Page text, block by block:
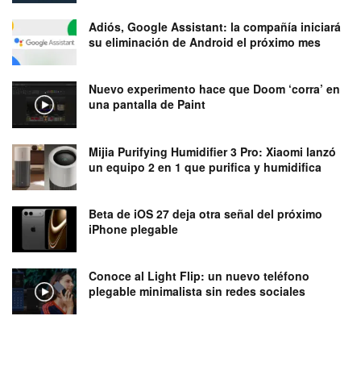
Adiós, Google Assistant: la compañía iniciará
su eliminación de Android el próximo mes
Nuevo experimento hace que Doom ‘corra’ en
una pantalla de Paint
Mijia Purifying Humidifier 3 Pro: Xiaomi lanzó
un equipo 2 en 1 que purifica y humidifica
Beta de iOS 27 deja otra señal del próximo
iPhone plegable
Conoce al Light Flip: un nuevo teléfono
plegable minimalista sin redes sociales